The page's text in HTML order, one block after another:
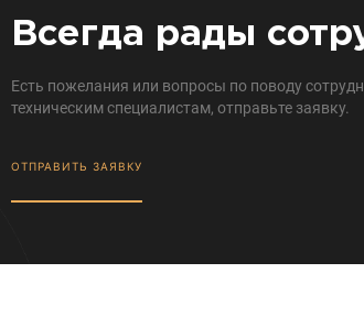
Всегда рады
Есть пожелания или вопросы по поводу
техническим специалистам, отправьте заявку.
ОТПРАВИТЬ ЗАЯВКУ